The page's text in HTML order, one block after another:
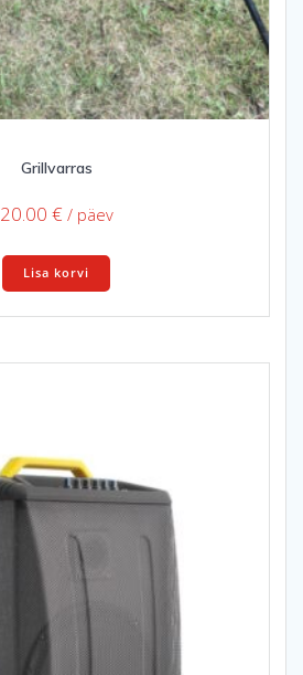
Grillvarras
20.00 € / päev
Lisa korvi